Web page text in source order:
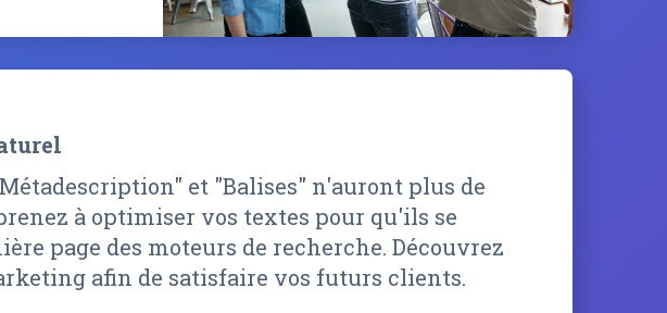
et "Balises" n'auront plus de
à optimiser vos textes pour qu'ils se
page des moteurs de recherche. Découvrez
afin de satisfaire vos futurs clients.